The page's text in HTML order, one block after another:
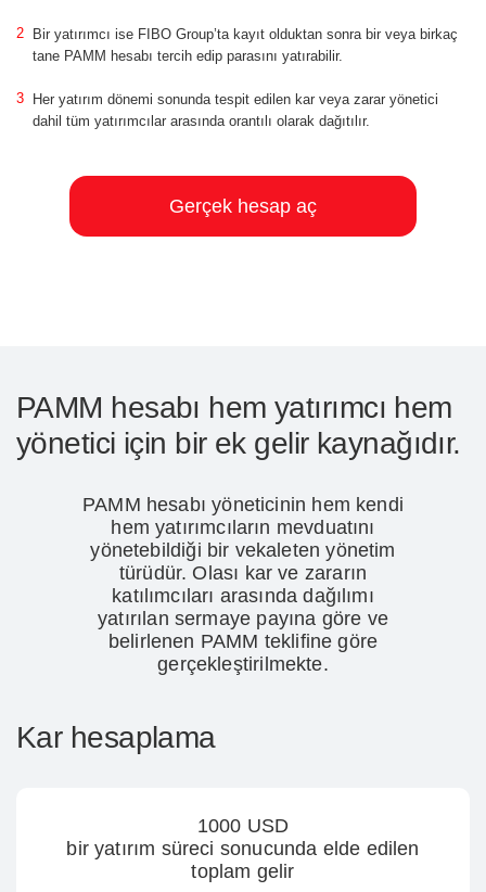
Bir yatırımcı ise FIBO Group’ta kayıt olduktan sonra bir veya birkaç
tane PAMM hesabı tercih edip parasını yatırabilir.
Her yatırım dönemi sonunda tespit edilen kar veya zarar yönetici
dahil tüm yatırımcılar arasında orantılı olarak dağıtılır.
Gerçek hesap aç
PAMM hesabı hem yatırımcı hem
yönetici için bir ek gelir kaynağıdır.
PAMM hesabı yöneticinin hem kendi
hem yatırımcıların mevduatını
yönetebildiği bir vekaleten yönetim
türüdür. Olası kar ve zararın
katılımcıları arasında dağılımı
yatırılan sermaye payına göre ve
belirlenen PAMM teklifine göre
gerçekleştirilmekte.
Kar hesaplama
1000 USD
bir yatırım süreci sonucunda elde edilen
toplam gelir